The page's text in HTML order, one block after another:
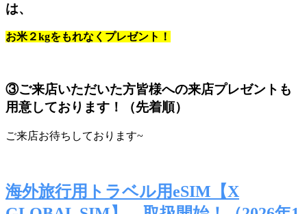
は、
お米２kgをもれなくプレゼント！
③ご来店いただいた方皆様への来店プレゼントも
用意しております！（先着順）
ご来店お待ちしております~
海外旅行用トラベル用eSIM【X